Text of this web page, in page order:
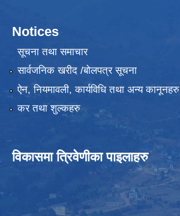
Notices
सूचना तथा समाचार
सार्वजनिक खरीद /बोलपत्र सूचना
ऐन, नियमावली, कार्यविधि तथा अन्य कानूनहरु
कर तथा शुल्कहरु
विकासमा त्रिवेणीका पाइलाहरु